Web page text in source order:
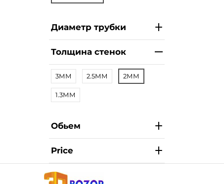
Диаметр трубки
Толщина стенок
3ММ 2.5ММ 2ММ
1.3ММ
Обьем
Price